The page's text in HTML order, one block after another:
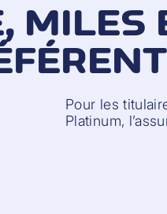
MILES
Pour les
Platinum,